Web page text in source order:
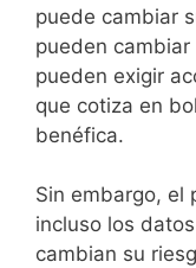
puede cambiar
pueden
pueden exigir
que cotiza en
benéfica.
Sin embargo, el
incluso los
cambian su